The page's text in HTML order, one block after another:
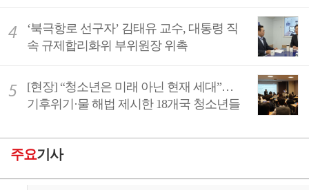
‘북극항로 선구자’ 김태유 교수, 대통령 직
속 규제합리화위 부위원장 위촉
[현장] “청소년은 미래 아닌 현재 세대”…
기후위기·물 해법 제시한 18개국 청소년들
주요기사